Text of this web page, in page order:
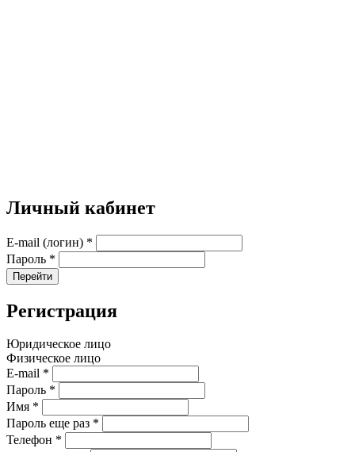
Личный кабинет
E-mail (логин) *
Пароль *
Перейти
Регистрация
Юридическое лицо
Физическое лицо
E-mail *
Пароль *
Имя *
Пароль еще раз *
Телефон *